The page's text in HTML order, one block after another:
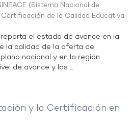
(Sistema Nacional de
de la Calidad Educativa
el estado de avance en la
la calidad de la oferta de
nacional y en la región
de avance y las ...
y la Certificación en